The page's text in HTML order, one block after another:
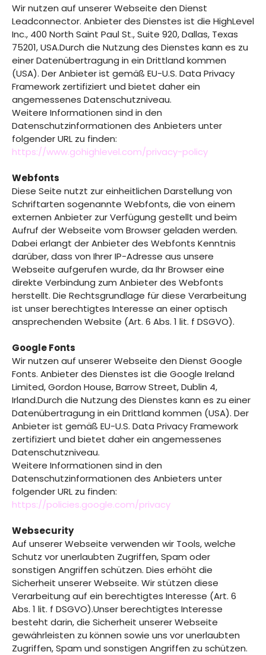
Wir nutzen auf unserer Webseite den Dienst
Leadconnector. Anbieter des Dienstes ist die HighLevel
Inc., 400 North Saint Paul St., Suite 920, Dallas, Texas
75201, USA.Durch die Nutzung des Dienstes kann es zu
einer Datenübertragung in ein Drittland kommen
(USA). Der Anbieter ist gemäß EU-U.S. Data Privacy
Framework zertifiziert und bietet daher ein
angemessenes Datenschutzniveau.
Weitere Informationen sind in den
Datenschutzinformationen des Anbieters unter
folgender URL zu finden:
https://www.gohighlevel.com/privacy-policy
Webfonts
Diese Seite nutzt zur einheitlichen Darstellung von
Schriftarten sogenannte Webfonts, die von einem
externen Anbieter zur Verfügung gestellt und beim
Aufruf der Webseite vom Browser geladen werden.
Dabei erlangt der Anbieter des Webfonts Kenntnis
darüber, dass von Ihrer IP-Adresse aus unsere
Webseite aufgerufen wurde, da Ihr Browser eine
direkte Verbindung zum Anbieter des Webfonts
herstellt. Die Rechtsgrundlage für diese Verarbeitung
ist unser berechtigtes Interesse an einer optisch
ansprechenden Website (Art. 6 Abs. 1 lit. f DSGVO).
Google Fonts
Wir nutzen auf unserer Webseite den Dienst Google
Fonts. Anbieter des Dienstes ist die Google Ireland
Limited, Gordon House, Barrow Street, Dublin 4,
Irland.Durch die Nutzung des Dienstes kann es zu einer
Datenübertragung in ein Drittland kommen (USA). Der
Anbieter ist gemäß EU-U.S. Data Privacy Framework
zertifiziert und bietet daher ein angemessenes
Datenschutzniveau.
Weitere Informationen sind in den
Datenschutzinformationen des Anbieters unter
folgender URL zu finden:
https://policies.google.com/privacy
Websecurity
Auf unserer Webseite verwenden wir Tools, welche
Schutz vor unerlaubten Zugriffen, Spam oder
sonstigen Angriffen schützen. Dies erhöht die
Sicherheit unserer Webseite. Wir stützen diese
Verarbeitung auf ein berechtigtes Interesse (Art. 6
Abs. 1 lit. f DSGVO).Unser berechtigtes Interesse
besteht darin, die Sicherheit unserer Webseite
gewährleisten zu können sowie uns vor unerlaubten
Zugriffen, Spam und sonstigen Angriffen zu schützen.